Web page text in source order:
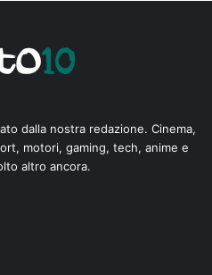
dalla nostra redazione. Cinema,
motori, gaming, tech, anime e
altro ancora.